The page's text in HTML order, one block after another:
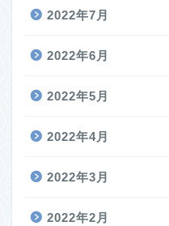
2022年7月
2022年6月
2022年5月
2022年4月
2022年3月
2022年2月